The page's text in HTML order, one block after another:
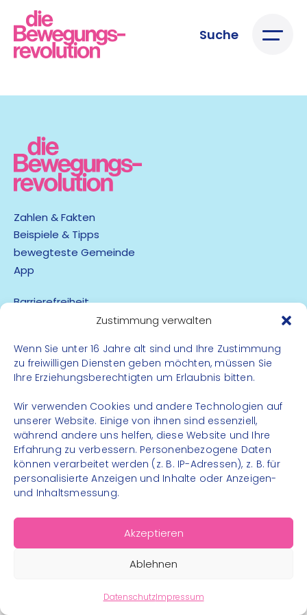
Zustimmung verwalten
Wenn Sie unter 16 Jahre alt sind und Ihre Zustimmung
zu freiwilligen Diensten geben möchten, müssen Sie
Ihre Erziehungsberechtigten um Erlaubnis bitten.
Wir verwenden Cookies und andere Technologien auf
unserer Website. Einige von ihnen sind essenziell,
während andere uns helfen, diese Website und Ihre
Erfahrung zu verbessern. Personenbezogene Daten
können verarbeitet werden (z. B. IP-Adressen), z. B. für
personalisierte Anzeigen und Inhalte oder Anzeigen-
und Inhaltsmessung.
Akzeptieren
Ablehnen
DatenschutzImpressum
Suche
Zahlen & Fakten
Beispiele & Tipps
bewegteste Gemeinde
App
Barrierefreiheit
Kontakt
Instagram
Facebook
© 2026 – Bewegungsland Steiermark gGmbH - Alle